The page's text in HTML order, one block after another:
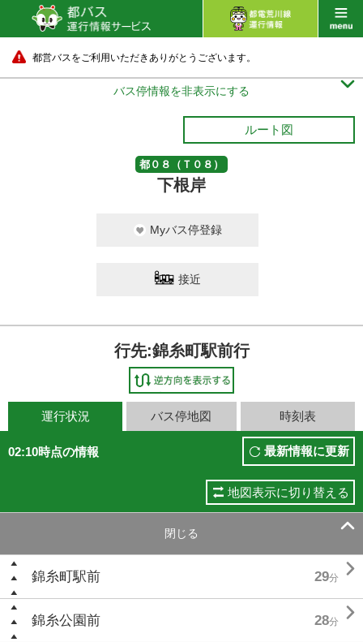
都営バスをご利用いただきありがとうございます。
バス停情報を非表示にする 
ルート図
都０８（Ｔ０８）
下根岸
Myバス停登録
接近
行先:錦糸町駅前行
運行状況 バス停地図 時刻表
02:10時点の情報 最新情報に更新
地図表示に切り替える
閉じる 
錦糸町駅前 29分 
錦糸公園前 28分 